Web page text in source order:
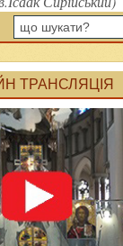
ТРАНСЛЯЦІЯ